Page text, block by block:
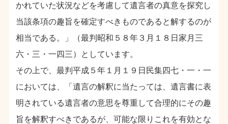
かれていた状況などを考慮して遺言者の真意を探究し
当該条項の趣旨を確定すべきものであると解するのが
相当である。」（最判昭和５８年３月１８日家月三
六・三・一四三）としています。
その上で、最判平成５年１月１９日民集四七・一・一
においては、「遺言の解釈に当たっては、遺言書に表
明されている遺言者の意思を尊重して合理的にその趣
旨を解釈すべきであるが、可能な限りこれを有効とな